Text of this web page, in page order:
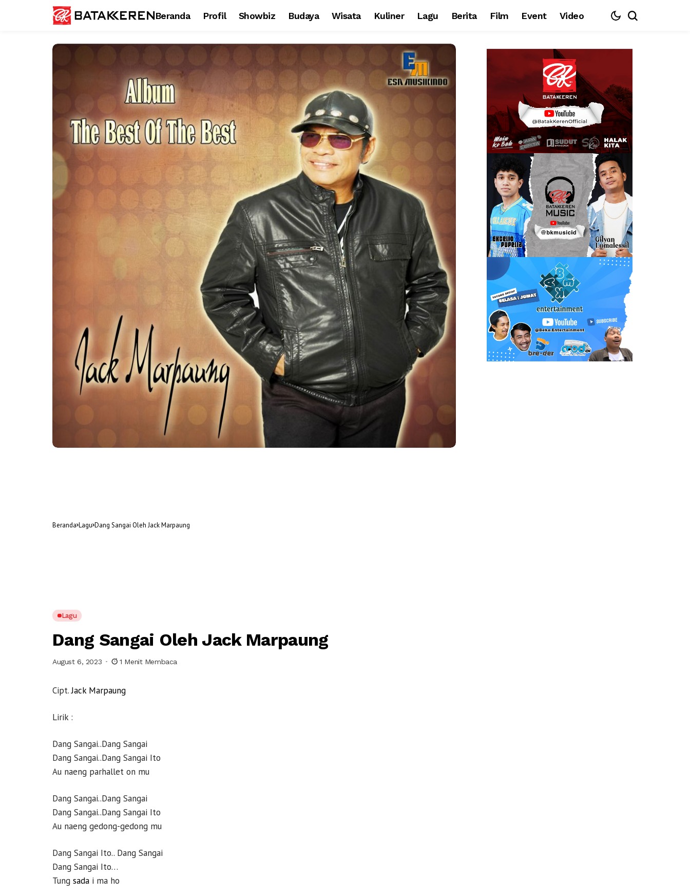
Beranda Profil Showbiz Budaya Wisata Kuliner Lagu Berita Film Event Video
Beranda Lagu Dang Sangai Oleh Jack Marpaung
Lagu
Dang Sangai Oleh Jack Marpaung
August 6, 2023 1 Menit Membaca
Cipt.Jack Marpaung
Lirik :
Dang Sangai..Dang Sangai
Dang Sangai..Dang Sangai Ito
Au naeng parhallet on mu
Dang Sangai..Dang Sangai
Dang Sangai..Dang Sangai Ito
Au naeng gedong-gedong mu
Dang Sangai Ito.. Dang Sangai
Dang Sangai Ito…
Tung sada i ma ho